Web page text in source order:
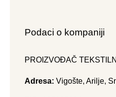
Podaci o kompaniji
PROIZVOĐAČ
Adresa: Vigošte, Arilje,